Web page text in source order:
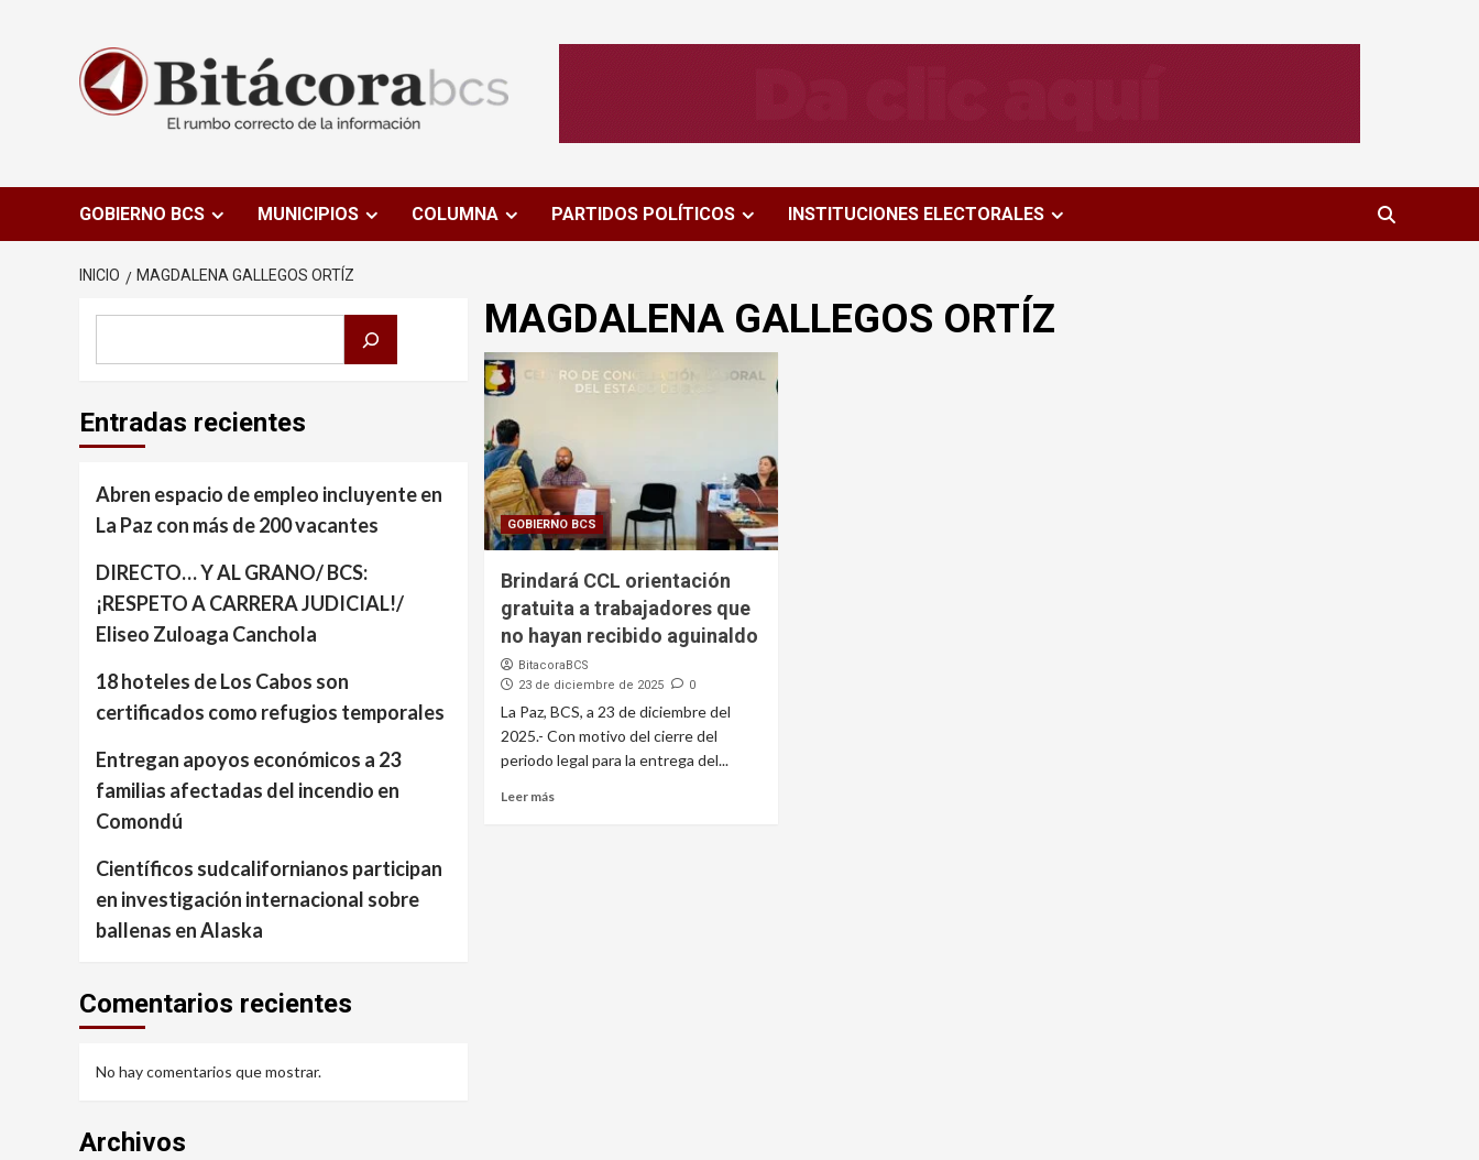
GOBIERNO BCS MUNICIPIOS COLUMNA PARTIDOS POLÍTICOS INSTITUCIONES ELECTORALES
INICIO MAGDALENA GALLEGOS ORTÍZ
MAGDALENA GALLEGOS ORTÍZ
GOBIERNO BCS
Brindará CCL orientación
gratuita a trabajadores que
no hayan recibido aguinaldo
BitacoraBCS
23 de diciembre de 2025
0
La Paz, BCS, a 23 de diciembre del
2025.- Con motivo del cierre del
periodo legal para la entrega del...
Leer más
Entradas recientes
Abren espacio de empleo incluyente en
La Paz con más de 200 vacantes
DIRECTO… Y AL GRANO/ BCS:
¡RESPETO A CARRERA JUDICIAL!/
Eliseo Zuloaga Canchola
18 hoteles de Los Cabos son
certificados como refugios temporales
Entregan apoyos económicos a 23
familias afectadas del incendio en
Comondú
Científicos sudcalifornianos participan
en investigación internacional sobre
ballenas en Alaska
Comentarios recientes
No hay comentarios que mostrar.
Archivos